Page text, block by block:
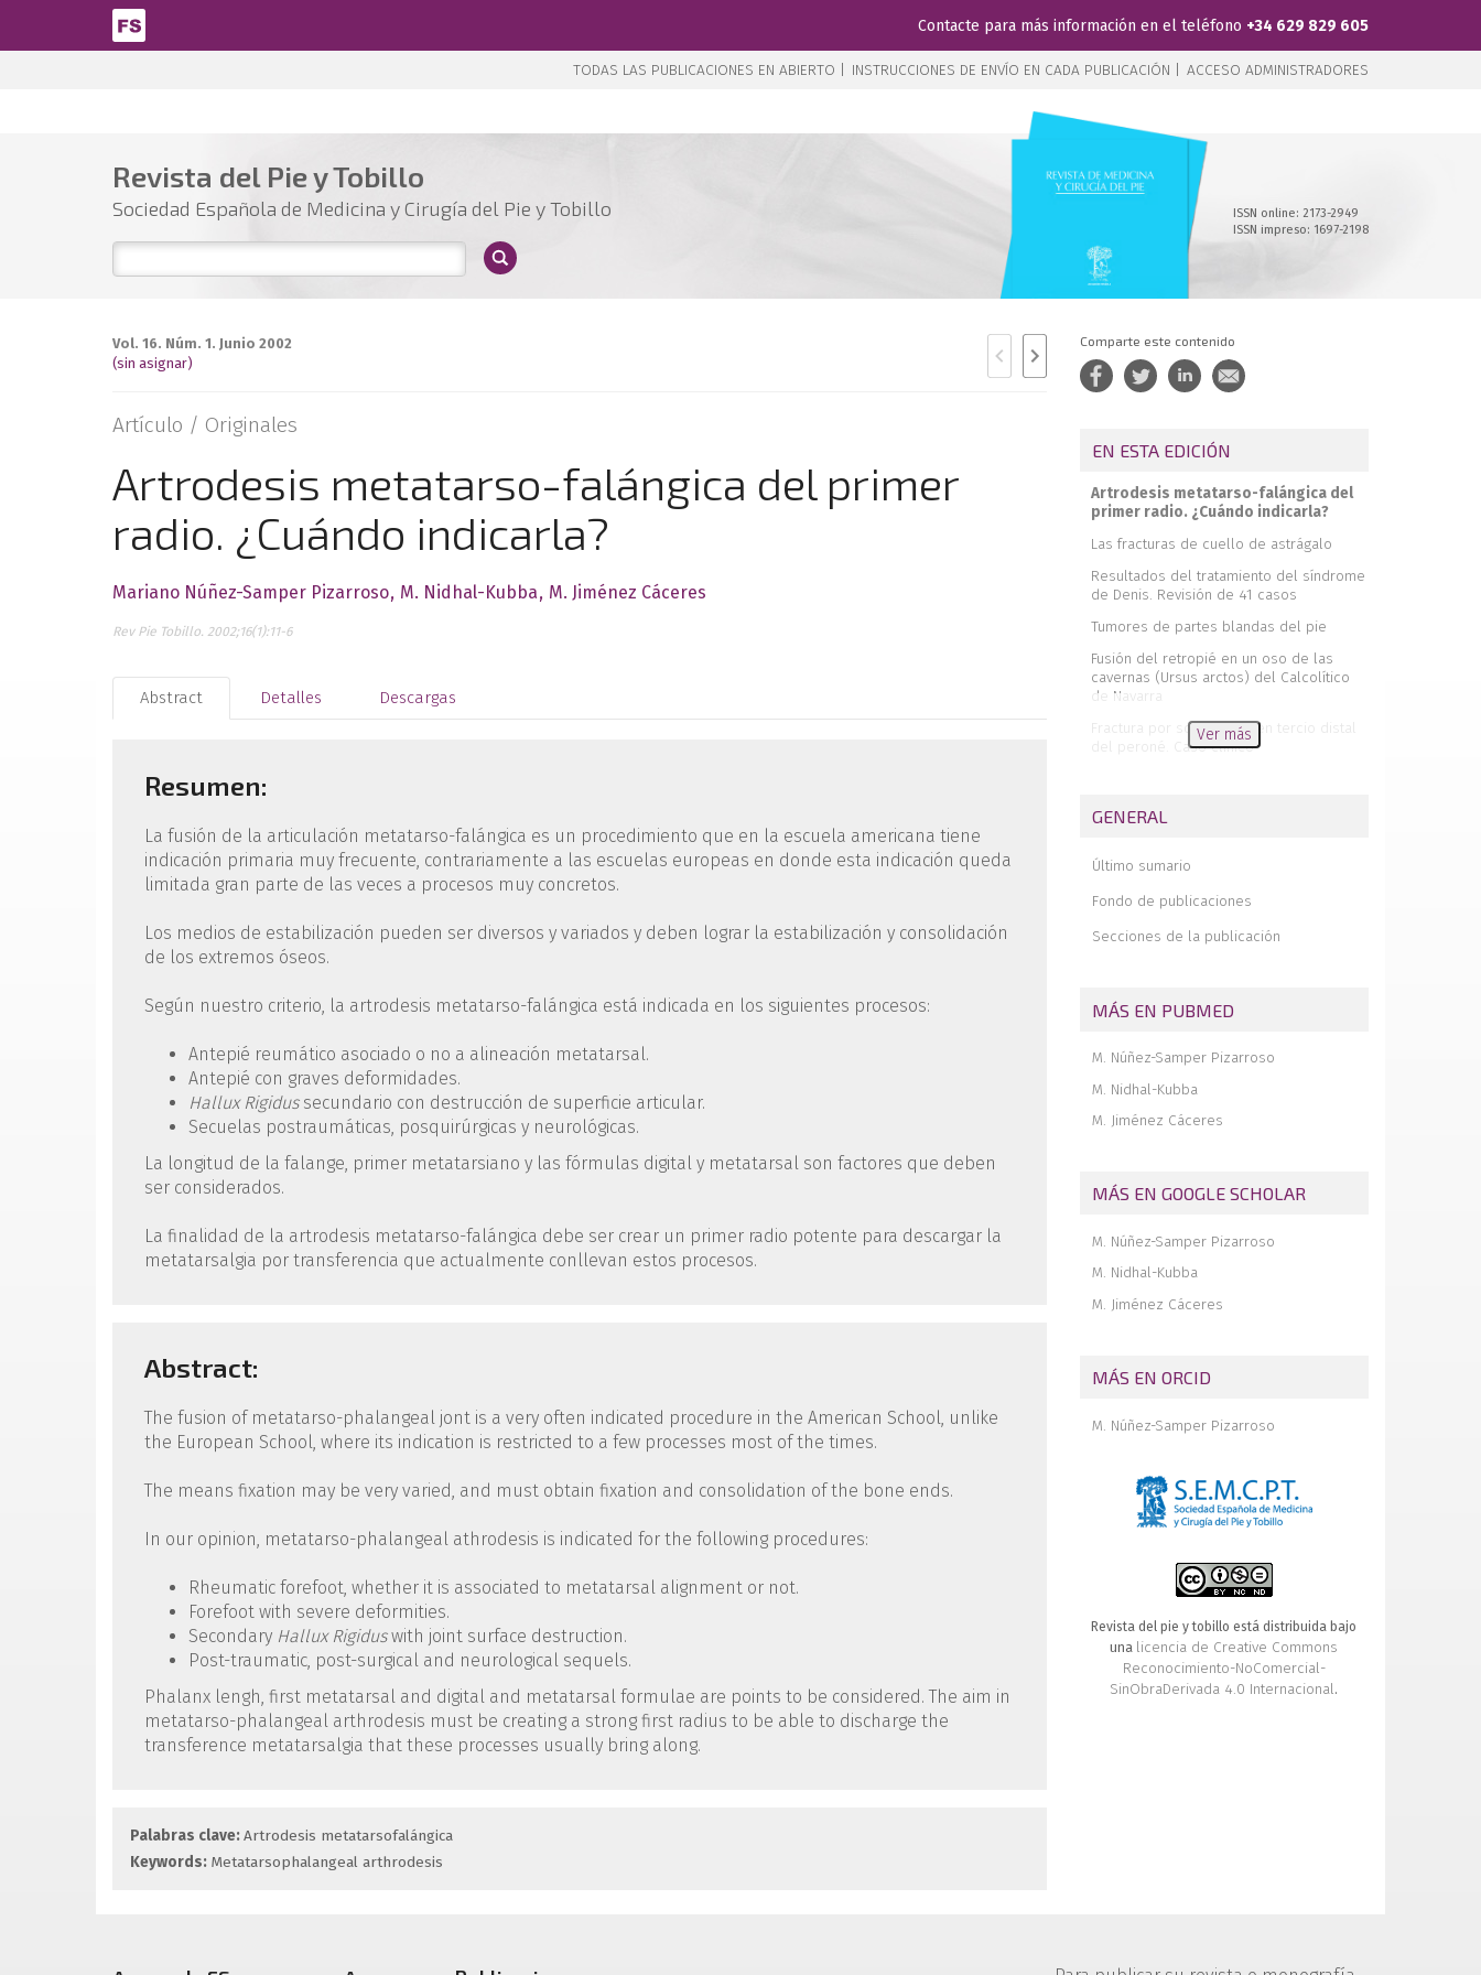
Pasar al contenido principal
Contacte para más información en el teléfono +34 629 829 605
TODAS LAS PUBLICACIONES EN ABIERTO | INSTRUCCIONES DE ENVÍO EN CADA PUBLICACIÓN | ACCESO ADMINISTRADORES
Revista del Pie y Tobillo
Sociedad Española de Medicina y Cirugía del Pie y Tobillo
ISSN online: 2173-2949
ISSN impreso: 1697-2198
Vol. 16. Núm. 1. Junio 2002
(sin asignar)
Artículo / Originales
Artrodesis metatarso-falángica del primer
radio. ¿Cuándo indicarla?
Mariano Núñez-Samper Pizarroso M. Nidhal-Kubba M. Jiménez Cáceres
Rev Pie Tobillo. 2002;16(1):11-6
Abstract Detalles Descargas
Resumen:
La fusión de la articulación metatarso-falángica es un procedimiento que en la escuela americana tiene
indicación primaria muy frecuente, contrariamente a las escuelas europeas en donde esta indicación queda
limitada gran parte de las veces a procesos muy concretos.
Los medios de estabilización pueden ser diversos y variados y deben lograr la estabilización y consolidación
de los extremos óseos.
Según nuestro criterio, la artrodesis metatarso-falángica está indicada en los siguientes procesos:
Antepié reumático asociado o no a alineación metatarsal.
Antepié con graves deformidades.
Hallux Rigidussecundario con destrucción de superficie articular.
Secuelas postraumáticas, posquirúrgicas y neurológicas.
La longitud de la falange, primer metatarsiano y las fórmulas digital y metatarsal son factores que deben
ser considerados.
La finalidad de la artrodesis metatarso-falángica debe ser crear un primer radio potente para descargar la
metatarsalgia por transferencia que actualmente conllevan estos procesos.
Abstract:
The fusion of metatarso-phalangeal jont is a very often indicated procedure in the American School, unlike
the European School, where its indication is restricted to a few processes most of the times.
The means fixation may be very varied, and must obtain fixation and consolidation of the bone ends.
In our opinion, metatarso-phalangeal athrodesis is indicated for the following procedures:
Rheumatic forefoot, whether it is associated to metatarsal alignment or not.
Forefoot with severe deformities.
Secondary Hallux Rigiduswith joint surface destruction.
Post-traumatic, post-surgical and neurological sequels.
Phalanx lengh, first metatarsal and digital and metatarsal formulae are points to be considered. The aim in
metatarso-phalangeal arthrodesis must be creating a strong first radius to be able to discharge the
transference metatarsalgia that these processes usually bring along.
Palabras clave:Artrodesis metatarsofalángica
Keywords: Metatarsophalangeal arthrodesis
Comparte este contenido
EN ESTA EDICIÓN
Artrodesis metatarso-falángica del
primer radio. ¿Cuándo indicarla?
Las fracturas de cuello de astrágalo
Resultados del tratamiento del síndrome
de Denis. Revisión de 41 casos
Tumores de partes blandas del pie
Fusión del retropié en un oso de las
cavernas (Ursus arctos) del Calcolítico
de Navarra
Fractura por sobrecarga en tercio distal
del peroné. Caso clínico
Fractura-luxación abierta y completa de
humanidades. Capítulo VIII. Sobre el
Resúmenes de artículos publicados en
Agenda
Ver más
GENERAL
Último sumario
Fondo de publicaciones
Secciones de la publicación
MÁS EN PUBMED
M. Núñez-Samper Pizarroso
M. Nidhal-Kubba
M. Jiménez Cáceres
MÁS EN GOOGLE SCHOLAR
M. Núñez-Samper Pizarroso
M. Nidhal-Kubba
M. Jiménez Cáceres
MÁS EN ORCID
M. Núñez-Samper Pizarroso
Revista del pie y tobillo está distribuida bajo
una licencia de Creative Commons
Reconocimiento-NoComercial-
SinObraDerivada 4.0 Internacional.